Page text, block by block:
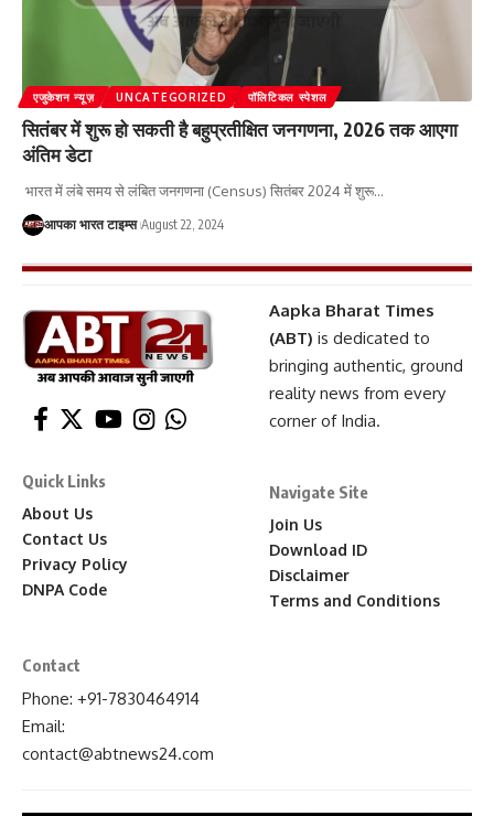
एजुकेशन न्यूज़ UNCATEGORIZED पॉलिटिकल स्पेशल
सितंबर में शुरू हो सकती है बहुप्रतीक्षित जनगणना, 2026 तक आएगा
अंतिम डेटा
भारत में लंबे समय से लंबित जनगणना (Census) सितंबर 2024 में शुरू…
आपका भारत टाइम्स August 22, 2024
Aapka Bharat Times
(ABT) is dedicated to
bringing authentic, ground
reality news from every
corner of India.
Quick Links
About Us
Contact Us
Privacy Policy
DNPA Code
Navigate Site
Join Us
Download ID
Disclaimer
Terms and Conditions
Contact
Phone: +91-7830464914
Email:
contact@abtnews24.com